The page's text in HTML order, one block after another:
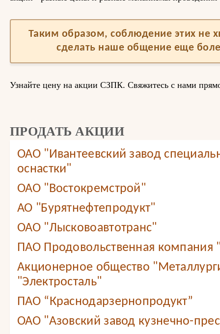
Таким образом, соблюдение этих не
сделать наше общение еще
Узнайте цену на акции СЗПК. Свяжитесь с нами
ПРОДАТЬ АКЦИИ
ОАО "Ивантеевский завод
оснастки"
ОАО "Востокремстрой"
АО "Бурятнефтепродукт"
ОАО "Лысковоавтотранс"
ПАО Продовольственная
Акционерное общество
"Электросталь"
ПАО “Краснодарзернопродукт”
ОАО "Азовский завод кузнечно-